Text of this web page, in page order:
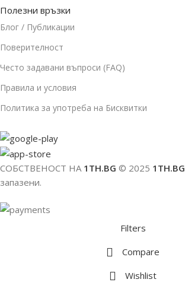
Полезни връзки
Блог / Публикации
Поверителност
Често задавани въпроси (FAQ)
Правила и условия
Политика за употреба на Бисквитки
СОБСТВЕНОСТ НА 1TH.BG © 2025 1TH.BG
запазени.
Filters
Compare
Wishlist